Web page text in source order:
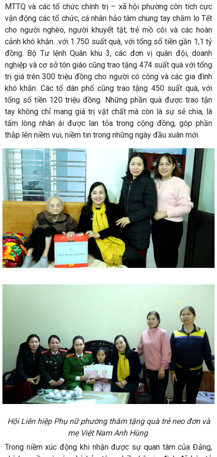
MTTQ và các tổ chức chính trị – xã hội phường còn tích cực
vận động các tổ chức, cá nhân hảo tâm chung tay chăm lo Tết
cho người nghèo, người khuyết tật, trẻ mồ côi và các hoàn
cảnh khó khăn…với 1.750 suất quà, với tổng số tiền gần 1,1 tỷ
đồng. Bộ Tư lệnh Quân khu 3, các đơn vị quân đội, doanh
nghiệp và cơ sở tôn giáo cũng trao tặng 474 suất quà với tổng
trị giá trên 300 triệu đồng cho người có công và các gia đình
khó khăn. Các tổ dân phố cũng trao tặng 450 suất quà, với
tổng số tiền 120 triệu đồng. Những phần quà được trao tận
tay không chỉ mang giá trị vật chất mà còn là sự sẻ chia, là
tấm lòng nhân ái được lan tỏa trong cộng đồng, góp phần
thắp lên niềm vui, niềm tin trong những ngày đầu xuân mới.
Hội Liên hiệp Phụ nữ phường thăm tặng quà trẻ neo đơn và
mẹ Việt Nam Anh Hùng
Trong niềm xúc động khi nhận được sự quan tâm của Đảng,